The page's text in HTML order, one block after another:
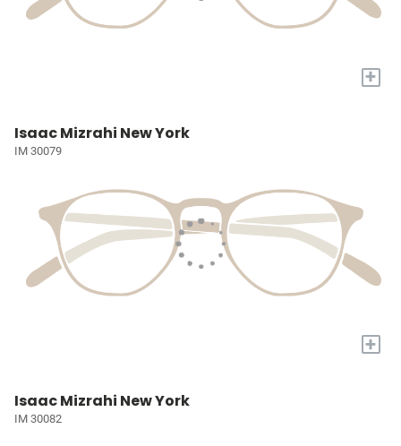
+
Isaac Mizrahi New York
IM 30079
+
Isaac Mizrahi New York
IM 30082